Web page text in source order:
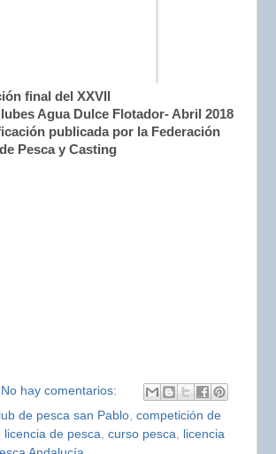
final del XXVII
Agua Dulce Flotador- Abril 2018
publicada por la Federación
Pesca y Casting
No hay comentarios:
de pesca san Pablo competición de
licencia de pesca curso pesca
licencia